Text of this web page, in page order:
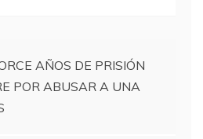
A
p
AÑOS DE PRISIÓN
POR ABUSAR A UNA